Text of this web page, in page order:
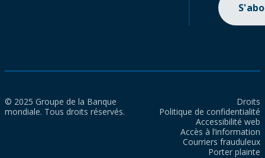
© 2025 Groupe de la Banque
mondiale. Tous droits réservés.
Droits
Politique de confidentialité
Accessibilité web
Accès à l’information
Courriers frauduleux
Porter plainte